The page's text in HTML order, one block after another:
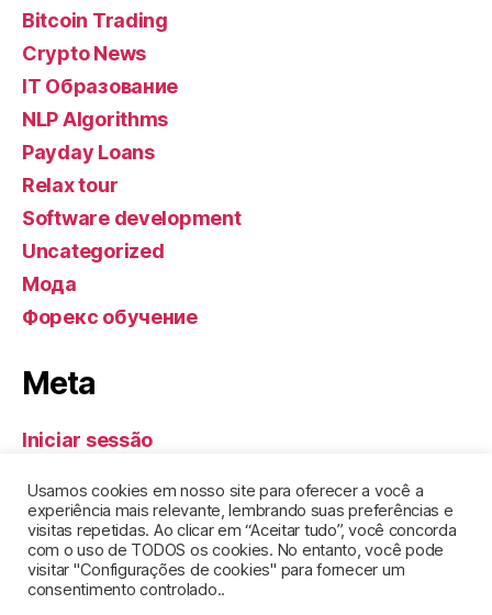
Bitcoin Trading
Crypto News
IT Образование
NLP Algorithms
Payday Loans
Relax tour
Software development
Uncategorized
Мода
Форекс обучение
Meta
Iniciar sessão
Feed de comentários
WordPress.org
Usamos cookies em nosso site para oferecer a você a
experiência mais relevante, lembrando suas preferências e
visitas repetidas. Ao clicar em “Aceitar tudo”, você concorda
com o uso de TODOS os cookies. No entanto, você pode
visitar "Configurações de cookies" para fornecer um
consentimento controlado..